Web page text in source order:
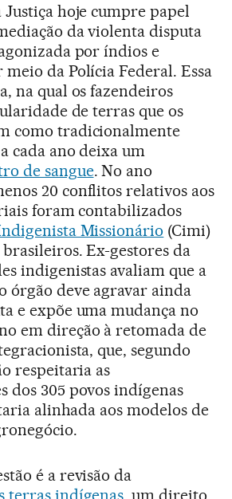
hoje cumpre papel
da violenta disputa
por índios e
da Polícia Federal. Essa
na qual os fazendeiros
de terras que os
como tradicionalmente
cada ano deixa um
de sangue. No ano
20 conflitos relativos aos
foram contabilizados
Missionário (Cimi)
Ex-gestores da
indigenistas avaliam que a
órgão deve agravar ainda
e expõe uma mudança no
em direção à retomada de
que, segundo
respeitaria as
dos 305 povos indígenas
alinhada aos modelos de
é a revisão da
terras indígenas , um direito